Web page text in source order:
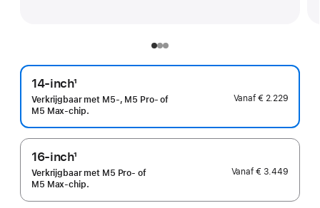
14-inch
Voetnoot
1
Verkrijgbaar met M5-, M5 Pro- of
M5 Max-chip.
Vanaf € 2.229
16-inch
Voetnoot
1
Verkrijgbaar met M5 Pro‑ of
M5 Max‑chip.
Vanaf € 3.449